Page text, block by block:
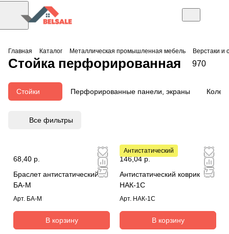
Главная Каталог Металлическая промышленная мебель Верстаки и
Cтойка перфорированная 970
Перфорированные панели, экраны
Стойки
Все фильтры
68,40 р.
Браслет антистатический
БА-М
Арт. БА-М
В корзину
Антистатический
146,04 р.
Антистатический коврик
НАК-1С
Арт. НАК-1С
В корзину